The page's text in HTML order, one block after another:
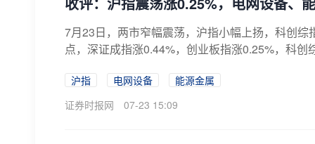
7月23日，两市窄幅震荡，沪指小幅上扬，科创
点，深证成指涨0.44%，创业板指涨0.25%，科
沪指 电网设备
能源金属
证券时报网
07-23 15:09